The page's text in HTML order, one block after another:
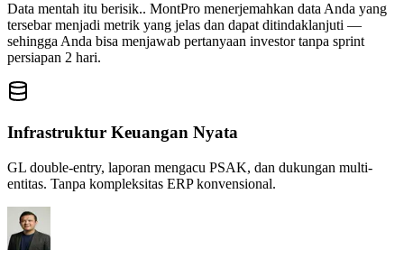
Data mentah itu berisik.. MontPro menerjemahkan data Anda yang
tersebar menjadi metrik yang jelas dan dapat ditindaklanjuti —
sehingga Anda bisa menjawab pertanyaan investor tanpa sprint
persiapan 2 hari.
Infrastruktur Keuangan Nyata
GL double-entry, laporan mengacu PSAK, dan dukungan multi-
entitas. Tanpa kompleksitas ERP konvensional.